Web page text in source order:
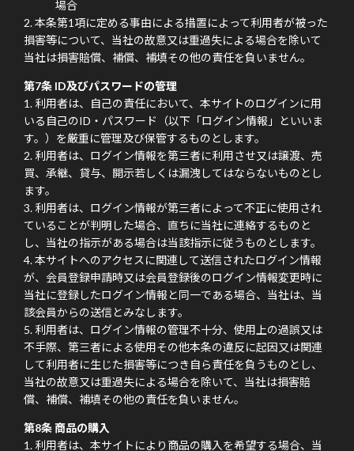
場合
本条第1項に定める事由による措置によって利用者が被った
損害等について、当社の故意又は重過失による場合を除いて
当社は損害賠償、補償、補填その他の責任を負いません。
第7条 ID及びパスワードの管理
利用者は、自己の責任において、本サイトのログインに用
いる自己のID・パスワード（以下「ログイン情報」といいま
す。）を厳重に管理及び保管するものとします。
利用者は、ログイン情報を第三者に利用させ又は譲渡、売
買、承継、貸与、開示若しくは漏洩してはならないものとし
ます。
利用者は、ログイン情報が第三者によって不正に使用され
ていることが判明した場合、直ちに当社に連絡するものと
し、当社の指示がある場合は当該指示に従うものとします。
本サイトへのアクセスに関連して送信されたログイン情報
が、会員登録申請時又は会員登録後のログイン情報変更時に
当社に登録したログイン情報と同一である場合、当社は、当
該会員からの送信とみなします。
利用者は、ログイン情報の管理不十分、使用上の過誤又は
不手際、第三者による使用その他本条の違反に起因又は関連
して利用者に生じた損害等につき自ら責任を負うものとし、
当社の故意又は重過失による場合を除いて、当社は損害賠
償、補償、補填その他の責任を負いません。
第8条 商品の購入
利用者は、本サイトにより商品の購入を希望する場合、当